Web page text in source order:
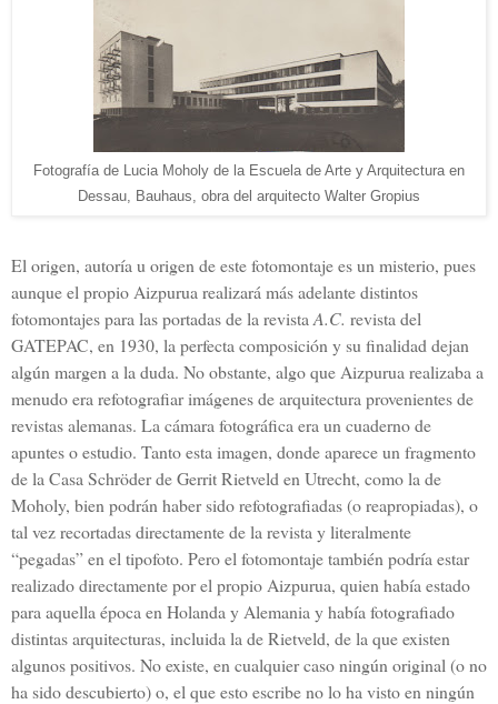
Fotografía de Lucia Moholy de la Escuela de Arte y Arquitectura en
Dessau, Bauhaus, obra del arquitecto Walter Gropius
El origen, autoría u origen de este fotomontaje es un misterio, pues
aunque el propio Aizpurua realizará más adelante distintos
fotomontajes para las portadas de la revista A.C. revista del
GATEPAC, en 1930, la perfecta composición y su finalidad dejan
algún margen a la duda. No obstante, algo que Aizpurua realizaba a
menudo era refotografiar imágenes de arquitectura provenientes de
revistas alemanas. La cámara fotográfica era un cuaderno de
apuntes o estudio. Tanto esta imagen, donde aparece un fragmento
de la Casa Schröder de Gerrit Rietveld en Utrecht, como la de
Moholy, bien podrán haber sido refotografiadas (o reapropiadas), o
tal vez recortadas directamente de la revista y literalmente
“pegadas” en el tipofoto. Pero el fotomontaje también podría estar
realizado directamente por el propio Aizpurua, quien había estado
para aquella época en Holanda y Alemania y había fotografiado
distintas arquitecturas, incluida la de Rietveld, de la que existen
algunos positivos. No existe, en cualquier caso ningún original (o no
ha sido descubierto) o, el que esto escribe no lo ha visto en ningún